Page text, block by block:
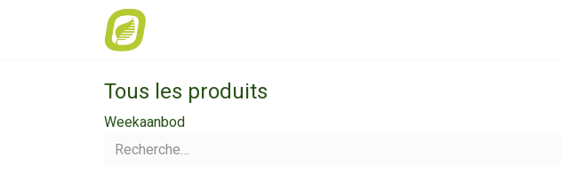
Se rendre au contenu
Tous les produits
Weekaanbod